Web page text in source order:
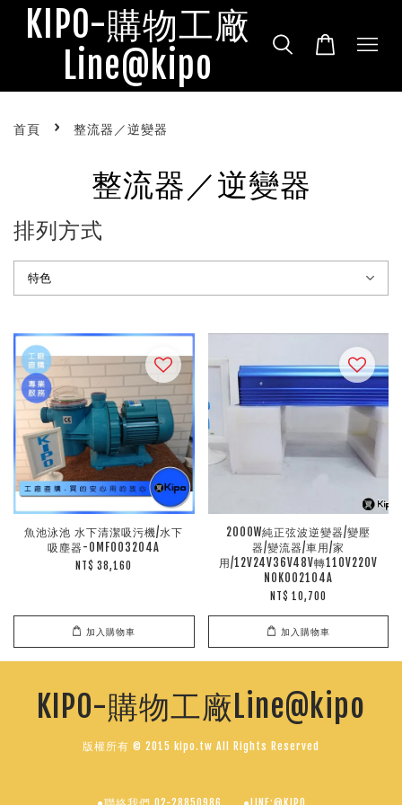
KIPO-購物工廠
Line@kipo
首頁 › 整流器／逆變器
整流器／逆變器
排列方式
魚池泳池 水下清潔吸污機/水下
吸塵器-OMF003204A
NT$ 38,160
加入購物車
2000W純正弦波逆變器/變壓
器/變流器/車用/家
用/12V24V36V48V轉110V220V
NOK002104A
NT$ 10,700
加入購物車
KIPO-購物工廠Line@kipo
版權所有 © 2015 kipo.tw All Rights Reserved